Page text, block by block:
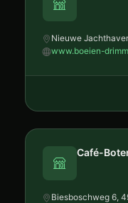
Nieuwe
www.boeien-
Café-
Biesboschweg 6,